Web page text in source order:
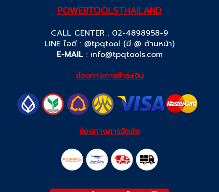
POWERTOOLSTHAILAND
CALL CENTER : 02-4898958-9
LINE ไอดี : @tpqtool (มี @ ด้านหน้า)
E-MAIL: info@tpqtools.com
ช่องทางการชำระเงิน
ช่องทางการจัดส่ง